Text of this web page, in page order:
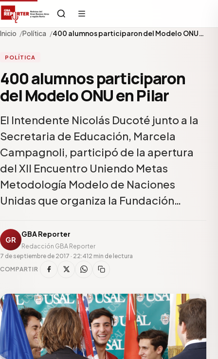
Inicio Política 400 alumnos participaron del Modelo ONU…
POLÍTICA
400 alumnos participaron
del Modelo ONU en Pilar
El Intendente Nicolás Ducoté junto a la
Secretaria de Educación, Marcela
Campagnoli, participó de la apertura
del XII Encuentro Uniendo Metas
Metodología Modelo de Naciones
Unidas que organiza la Fundación…
GR
GBA Reporter
Redacción GBA Reporter
7 de septiembre de 2017 · 22:412 min de lectura
COMPARTIR